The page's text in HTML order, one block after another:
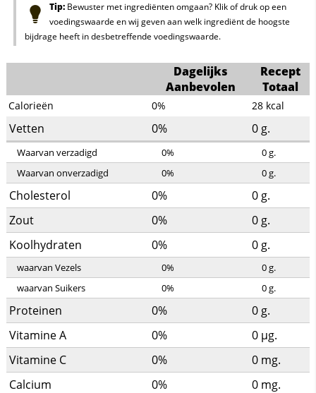
Tip:Bewuster met ingrediënten omgaan? Klik of druk op een
voedingswaarde en wij geven aan welk ingrediënt de hoogste
bijdrage heeft in desbetreffende voedingswaarde.
Dagelijks
Aanbevolen
Recept
Totaal
Calorieën 0% 28 kcal
Vetten 0% 0 g.
Waarvan verzadigd 0% 0g.
Waarvan onverzadigd
0% 0g.
Cholesterol 0% 0 g.
Zout
0% 0 g.
Koolhydraten
0% 0 g.
waarvan Vezels 0% 0g.
waarvan Suikers
0% 0g.
Proteinen 0% 0 g.
Vitamine A
0% 0 µg.
Vitamine C
0% 0 mg.
Calcium
0% 0 mg.